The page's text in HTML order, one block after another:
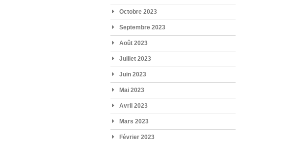
Octobre 2023
Septembre 2023
Août 2023
Juillet 2023
Juin 2023
Mai 2023
Avril 2023
Mars 2023
Février 2023